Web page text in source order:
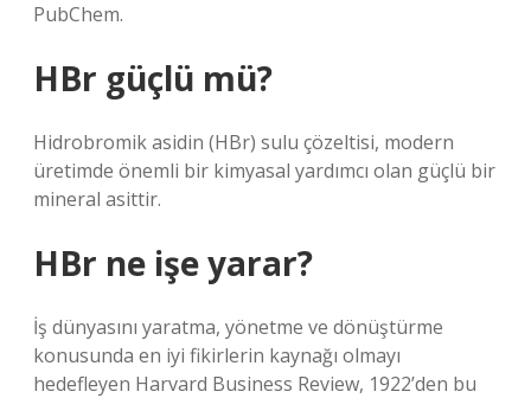
PubChem.
HBr güçlü mü?
Hidrobromik asidin (HBr) sulu çözeltisi, modern
üretimde önemli bir kimyasal yardımcı olan güçlü bir
mineral asittir.
HBr ne işe yarar?
İş dünyasını yaratma, yönetme ve dönüştürme
konusunda en iyi fikirlerin kaynağı olmayı
hedefleyen Harvard Business Review, 1922’den bu